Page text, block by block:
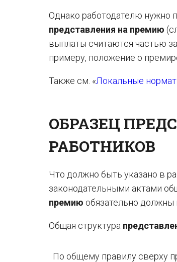
Однако работодателю нужно
представления на премию
выплаты считаются частью
примеру, положение о
Также см. «Локальные
ОБРАЗЕЦ
РАБОТНИКОВ
Что должно быть указано в
законодательными актами
премию обязательно должны
Общая структура
По общему правилу сверху